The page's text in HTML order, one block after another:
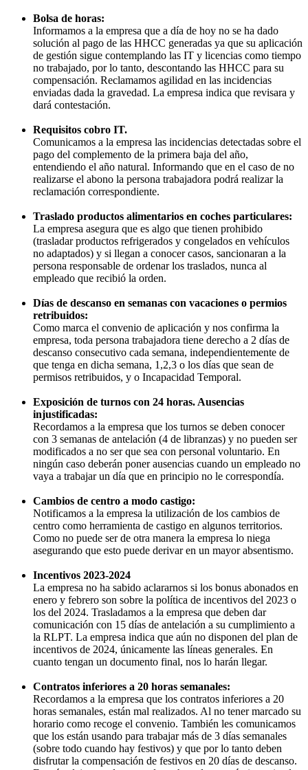
Bolsa de horas:
Informamos a la empresa que a día de hoy no se ha dado
solución al pago de las HHCC generadas ya que su aplicación
de gestión sigue contemplando las IT y licencias como tiempo
no trabajado, por lo tanto, descontando las HHCC para su
compensación. Reclamamos agilidad en las incidencias
enviadas dada la gravedad. La empresa indica que revisara y
dará contestación.
Requisitos cobro IT.
Comunicamos a la empresa las incidencias detectadas sobre el
pago del complemento de la primera baja del año,
entendiendo el año natural. Informando que en el caso de no
realizarse el abono la persona trabajadora podrá realizar la
reclamación correspondiente.
Traslado productos alimentarios en coches particulares:
La empresa asegura que es algo que tienen prohibido
(trasladar productos refrigerados y congelados en vehículos
no adaptados) y si llegan a conocer casos, sancionaran a la
persona responsable de ordenar los traslados, nunca al
empleado que recibió la orden.
Días de descanso en semanas con vacaciones o permios
retribuidos:
Como marca el convenio de aplicación y nos confirma la
empresa, toda persona trabajadora tiene derecho a 2 días de
descanso consecutivo cada semana, independientemente de
que tenga en dicha semana, 1,2,3 o los días que sean de
permisos retribuidos, y o Incapacidad Temporal.
Exposición de turnos con 24 horas. Ausencias
injustificadas:
Recordamos a la empresa que los turnos se deben conocer
con 3 semanas de antelación (4 de libranzas) y no pueden ser
modificados a no ser que sea con personal voluntario. En
ningún caso deberán poner ausencias cuando un empleado no
vaya a trabajar un día que en principio no le correspondía.
Cambios de centro a modo castigo:
Notificamos a la empresa la utilización de los cambios de
centro como herramienta de castigo en algunos territorios.
Como no puede ser de otra manera la empresa lo niega
asegurando que esto puede derivar en un mayor absentismo.
Incentivos 2023-2024
La empresa no ha sabido aclararnos si los bonus abonados en
enero y febrero son sobre la política de incentivos del 2023 o
los del 2024. Trasladamos a la empresa que deben dar
comunicación con 15 días de antelación a su cumplimiento a
la RLPT. La empresa indica que aún no disponen del plan de
incentivos de 2024, únicamente las líneas generales. En
cuanto tengan un documento final, nos lo harán llegar.
Contratos inferiores a 20 horas semanales:
Recordamos a la empresa que los contratos inferiores a 20
horas semanales, están mal realizados. Al no tener marcado su
horario como recoge el convenio. También les comunicamos
que los están usando para trabajar más de 3 días semanales
(sobre todo cuando hay festivos) y que por lo tanto deben
disfrutar la compensación de festivos en 20 días de descanso.